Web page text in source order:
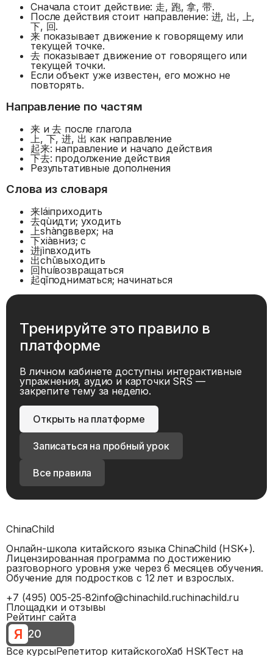
Сначала стоит действие: 走, 跑, 拿, 带.
После действия стоит направление: 进, 出, 上,
下, 回.
来 показывает движение к говорящему или
текущей точке.
去 показывает движение от говорящего или
текущей точки.
Если объект уже известен, его можно не
повторять.
Направление по частям
来 и 去 после глагола
上, 下, 进, 出 как направление
起来: направление и начало действия
下去: продолжение действия
Результативные дополнения
Слова из словаря
来láiприходить
去qùидти; уходить
上shàngвверх; на
下xiàвниз; с
进jìnвходить
出chūвыходить
回huíвозвращаться
起qǐподниматься; начинаться
Тренируйте это правило в
платформе
В личном кабинете доступны интерактивные
упражнения, аудио и карточки SRS —
закрепите тему за неделю.
Открыть на платформе
Записаться на пробный урок
Все правила
ChinaChild
Онлайн-школа китайского языка ChinaChild (HSK+).
Лицензированная программа по достижению
разговорного уровня уже через 6 месяцев обучения.
Обучение для подростков с 12 лет и взрослых.
+7 (495) 005-25-82info@chinachild.ruchinachild.ru
Площадки и отзывы
Рейтинг сайта
Я 20
Все курсыРепетитор китайскогоХаб HSKТест на